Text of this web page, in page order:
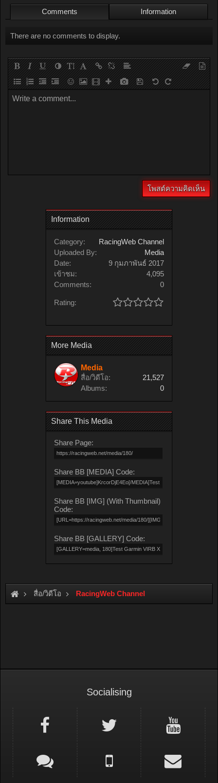
Comments Information
There are no comments to display.
Write a comment...
Information
Category:
RacingWeb Channel
Uploaded By:
Media
Date:
9 กุมภาพันธ์ 2017
เข้าชม:
4,095
Comments:
0
Rating:
More Media
Media
สื่อ/วิดีโอ:
21,527
Albums:
0
Share This Media
Share Page:
Share BB [MEDIA] Code:
Share BB [IMG] (With Thumbnail)
Code:
Share BB [GALLERY] Code:
สื่อ/วิดีโอ RacingWeb Channel
Socialising